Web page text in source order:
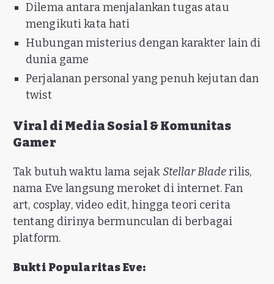
Dilema antara menjalankan tugas atau
mengikuti kata hati
Hubungan misterius dengan karakter lain di
dunia game
Perjalanan personal yang penuh kejutan dan
twist
Viral di Media Sosial & Komunitas
Gamer
Tak butuh waktu lama sejakStellar Bladerilis,
nama Eve langsung meroket di internet. Fan
art, cosplay, video edit, hingga teori cerita
tentang dirinya bermunculan di berbagai
platform.
Bukti Popularitas Eve: